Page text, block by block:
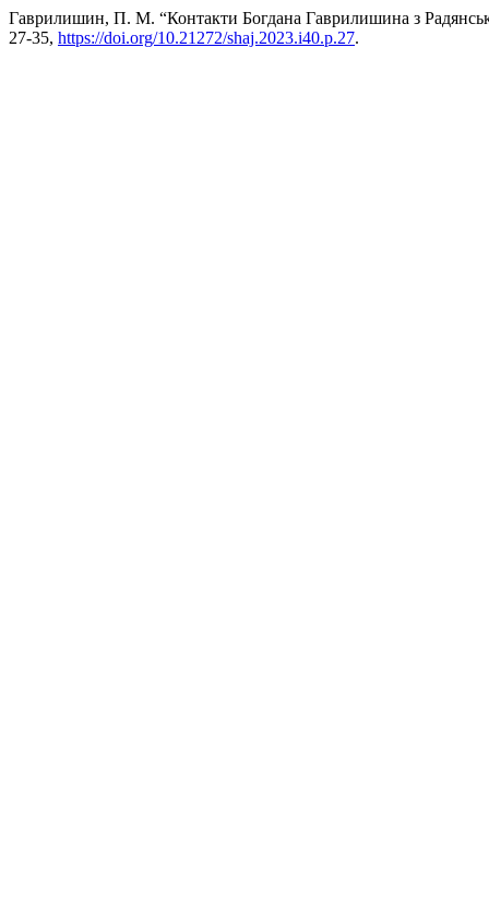
Гаврилишин, П. М. “Контакти Богдана Гаврилишина з
27-35, https://doi.org/10.21272/shaj.2023.i40.p.27.